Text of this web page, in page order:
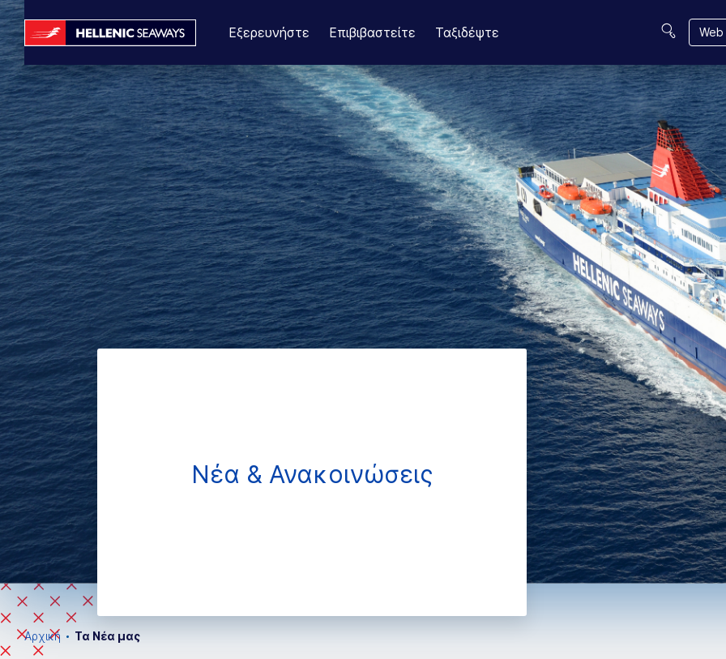
Εξερευνήστε Επιβιβαστείτε Ταξιδέψτε Web
Νέα & Ανακοινώσεις
Αρχική Τα Νέα μας